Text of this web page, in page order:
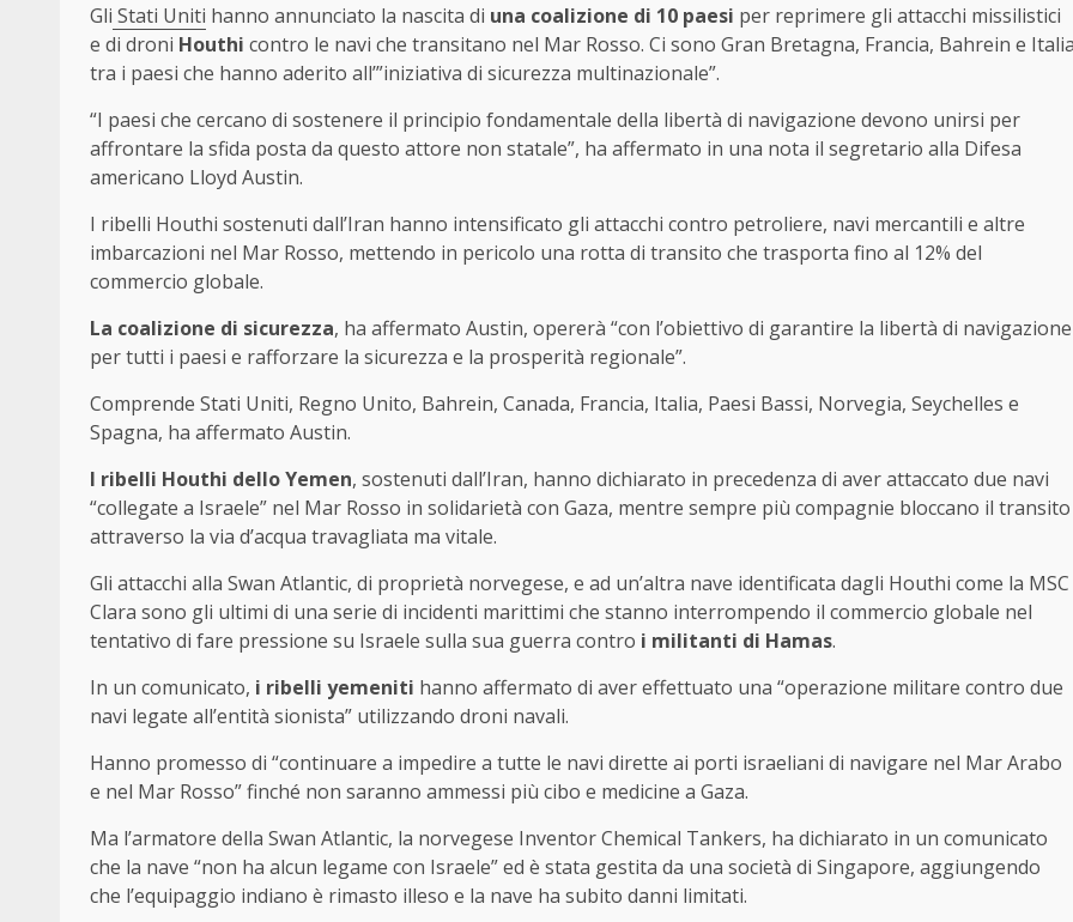
Gli Stati Uniti hanno annunciato la nascita di una coalizione di 10 paesi per reprimere gli attacchi missilistici
e di droni Houthi contro le navi che transitano nel Mar Rosso. Ci sono Gran Bretagna, Francia, Bahrein e
tra i paesi che hanno aderito all’”iniziativa di sicurezza multinazionale”.
“I paesi che cercano di sostenere il principio fondamentale della libertà di navigazione devono unirsi per
affrontare la sfida posta da questo attore non statale”, ha affermato in una nota il segretario alla Difesa
americano Lloyd Austin.
I ribelli Houthi sostenuti dall’Iran hanno intensificato gli attacchi contro petroliere, navi mercantili e altre
imbarcazioni nel Mar Rosso, mettendo in pericolo una rotta di transito che trasporta fino al 12% del
commercio globale.
La coalizione di sicurezza, ha affermato Austin, opererà “con l’obiettivo di garantire la libertà di navigazione
per tutti i paesi e rafforzare la sicurezza e la prosperità regionale”.
Comprende Stati Uniti, Regno Unito, Bahrein, Canada, Francia, Italia, Paesi Bassi, Norvegia, Seychelles e
Spagna, ha affermato Austin.
I ribelli Houthi dello Yemen, sostenuti dall’Iran, hanno dichiarato in precedenza di aver attaccato due navi
“collegate a Israele” nel Mar Rosso in solidarietà con Gaza, mentre sempre più compagnie bloccano il transito
attraverso la via d’acqua travagliata ma vitale.
Gli attacchi alla Swan Atlantic, di proprietà norvegese, e ad un’altra nave identificata dagli Houthi come la MSC
Clara sono gli ultimi di una serie di incidenti marittimi che stanno interrompendo il commercio globale nel
tentativo di fare pressione su Israele sulla sua guerra contro i militanti di Hamas.
In un comunicato, i ribelli yemeniti hanno affermato di aver effettuato una “operazione militare contro due
navi legate all’entità sionista” utilizzando droni navali.
Hanno promesso di “continuare a impedire a tutte le navi dirette ai porti israeliani di navigare nel Mar Arabo
e nel Mar Rosso” finché non saranno ammessi più cibo e medicine a Gaza.
Ma l’armatore della Swan Atlantic, la norvegese Inventor Chemical Tankers, ha dichiarato in un comunicato
che la nave “non ha alcun legame con Israele” ed è stata gestita da una società di Singapore, aggiungendo
che l’equipaggio indiano è rimasto illeso e la nave ha subito danni limitati.